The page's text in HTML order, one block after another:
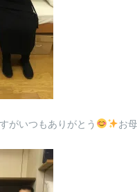
がいつもありがとう お